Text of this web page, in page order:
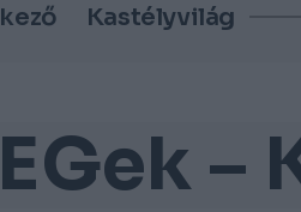
Kastélyvilág
–